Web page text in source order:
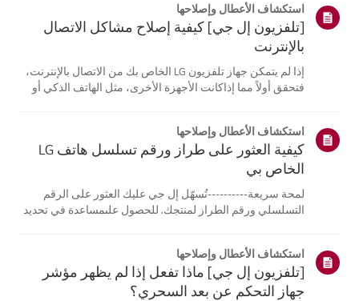
استكشاف الأعطال وإصلاحها
[تلفزيون إل جي] كيفية إصلاح مشاكل الاتصال
بالإنترنت
إذا لم يتمكن جهاز تلفزيون LG الخاص بك من الاتصال بالإنترنت،
فتحقق أولاً مما إذاكانت الأجهزة الأخرى، مثل الهاتف الذكي أو
تكمن في جها...
استكشاف الأعطال وإصلاحها
كيفية العثور على طراز ورقم تسلسل هاتف LG
الخاص بي
لمحة سريعة----------تُسهّل إل جي عليك العثور على الرقم
التسلسلي ورقم الطراز لمنتجك. للحصول علىمساعدة في تحديد
تختلف الصور أو ا...
استكشاف الأعطال وإصلاحها
[تلفزيون إل جي] ماذا تفعل إذا لم يظهر مؤشر
جهاز التحكم عن بعد السحري؟